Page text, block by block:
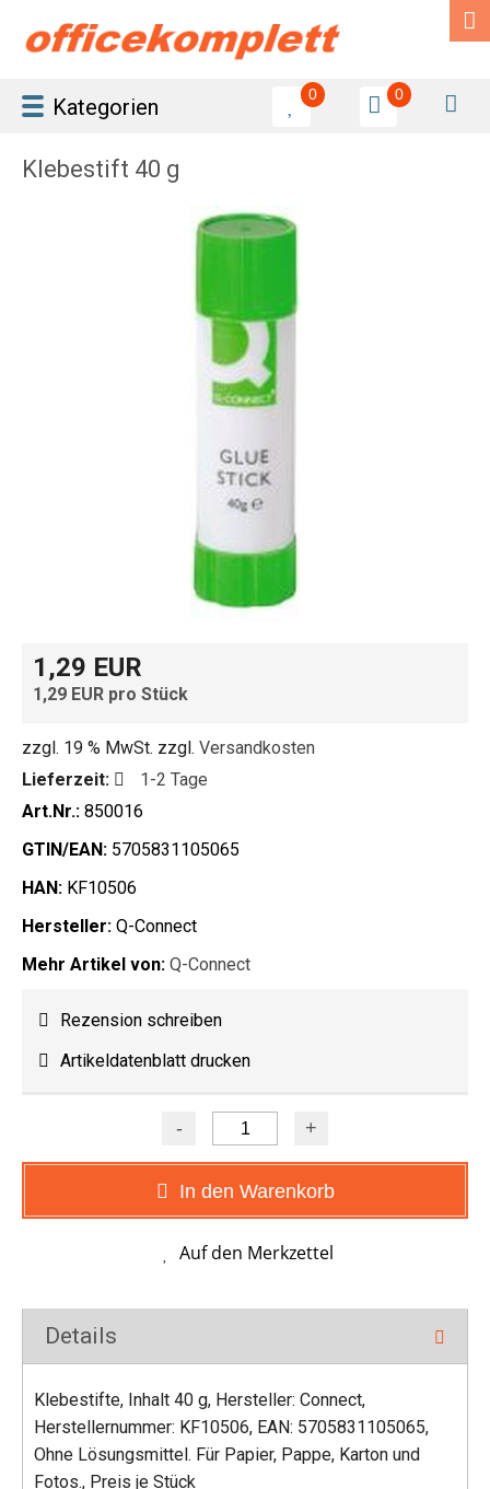
Kategorien 0
0
Klebestift 40 g
1,29 EUR
1,29 EUR pro Stück
zzgl. 19 % MwSt. zzgl. Versandkosten
Lieferzeit:
1-2 Tage
Art.Nr.: 850016
GTIN/EAN: 5705831105065
HAN: KF10506
Hersteller: Q-Connect
Mehr Artikel von: Q-Connect
Rezension schreiben
Artikeldatenblatt drucken
In den Warenkorb
Details
Klebestifte, Inhalt 40 g, Hersteller: Connect,
Herstellernummer: KF10506, EAN: 5705831105065,
Ohne Lösungsmittel. Für Papier, Pappe, Karton und
Fotos., Preis je Stück